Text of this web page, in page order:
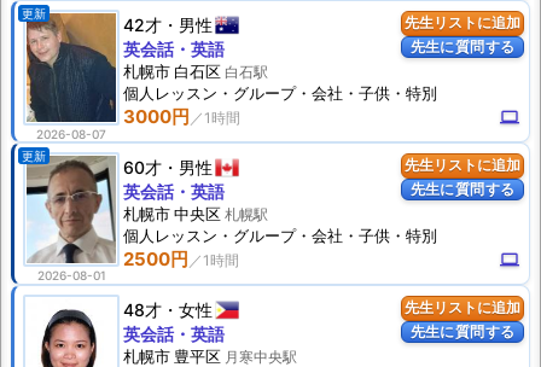
先生リストに追加
先生に質問する
更新
2026-08-07
42才 男性
3000円 computer
英会話・英語
札幌市 白石区 白石駅
個人 レッスン ・グループ・会社・子供・特別
先生リストに追加
先生に質問する
更新
2026-08-01
60才 男性
2500円 computer
英会話・英語
札幌市 中央区 札幌駅
個人 レッスン ・グループ・会社・子供・特別
先生リストに追加
先生に質問する
48才 女性
英会話・英語
札幌市 豊平区 月寒中央駅